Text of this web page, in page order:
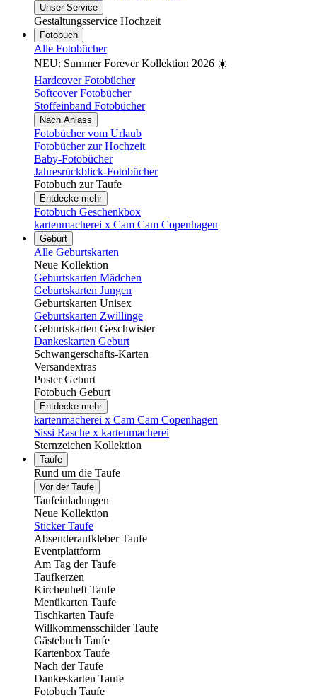
Unser Service
Gestaltungsservice Hochzeit
Fotobuch
Alle Fotobücher
NEU: Summer Forever Kollektion 2026 ☀️
Hardcover Fotobücher
Softcover Fotobücher
Stoffeinband Fotobücher
Nach Anlass
Fotobücher vom Urlaub
Fotobücher zur Hochzeit
Baby-Fotobücher
Jahresrückblick-Fotobücher
Fotobuch zur Taufe
Entdecke mehr
Fotobuch Geschenkbox
kartenmacherei x Cam Cam Copenhagen
Geburt
Alle Geburtskarten
Neue Kollektion
Geburtskarten Mädchen
Geburtskarten Jungen
Geburtskarten Unisex
Geburtskarten Zwillinge
Geburtskarten Geschwister
Dankeskarten Geburt
Schwangerschafts-Karten
Versandextras
Poster Geburt
Fotobuch Geburt
Entdecke mehr
kartenmacherei x Cam Cam Copenhagen
Sissi Rasche x kartenmacherei
Sternzeichen Kollektion
Taufe
Rund um die Taufe
Vor der Taufe
Taufeinladungen
Neue Kollektion
Sticker Taufe
Absenderaufkleber Taufe
Eventplattform
Am Tag der Taufe
Taufkerzen
Kirchenheft Taufe
Menükarten Taufe
Tischkarten Taufe
Willkommensschilder Taufe
Gästebuch Taufe
Kartenbox Taufe
Nach der Taufe
Dankeskarten Taufe
Fotobuch Taufe